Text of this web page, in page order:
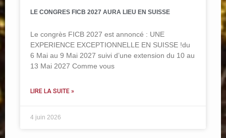
LE CONGRES FICB 2027 AURA LIEU EN SUISSE
Le congrès FICB 2027 est annoncé : UNE
EXPERIENCE EXCEPTIONNELLE EN SUISSE !du
6 Mai au 9 Mai 2027 suivi d’une extension du 10 au
13 Mai 2027 Comme vous
LIRE LA SUITE »
4 juin 2026